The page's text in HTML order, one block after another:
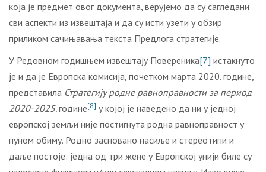
која је предмет овог документа, верујемо да су сагледани
сви аспекти из извештаја и да су исти узети у обзир
приликом сачињавања текста Предлога стратегије.
У Редовном годишњем извештају Повереника[7] истакнуто
је и да је Европска комисија, почетком марта 2020. године,
представила Стратегију родне равноправности за период
2020-2025.године[8] у којој је наведено да ни у једној
европској земљи није постигнута родна равноправност у
пуном обиму. Родно засновано насиље и стереотипи и
даље постоје: једна од три жене у Европској унији биле су